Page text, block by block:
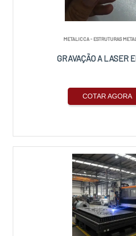
METALICCA - ESTRUTURAS
GRAVAÇÃO A LASER
COTAR AGORA